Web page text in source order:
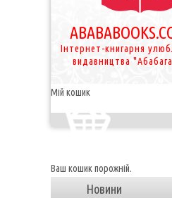
Інтернет-книгарня
видавництва
Мій кошик
Ваш кошик порожній.
Новини